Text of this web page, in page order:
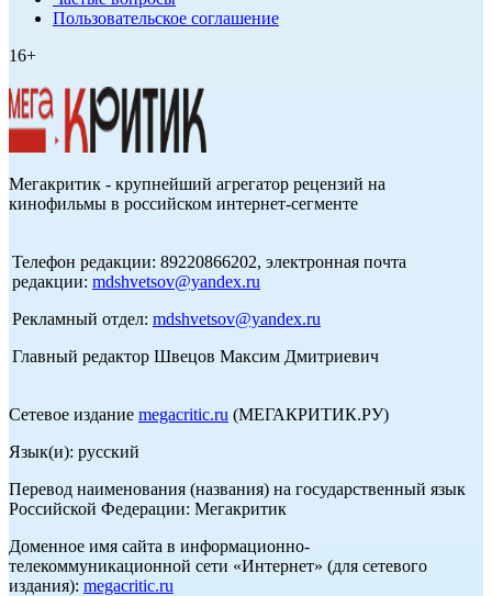
Пользовательское соглашение
16+
Мегакритик - крупнейший агрегатор рецензий на
кинофильмы в российском интернет-сегменте
Телефон редакции: 89220866202, электронная почта
редакции: mdshvetsov@yandex.ru
Рекламный отдел: mdshvetsov@yandex.ru
Главный редактор Швецов Максим Дмитриевич
Сетевое издание megacritic.ru (МЕГАКРИТИК.РУ)
Язык(и): русский
Перевод наименования (названия) на государственный язык
Российской Федерации: Мегакритик
Доменное имя сайта в информационно-
телекоммуникационной сети «Интернет» (для сетевого
издания): megacritic.ru